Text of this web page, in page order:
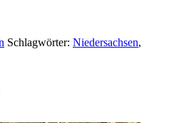
Schlagwörter: Niedersachsen,